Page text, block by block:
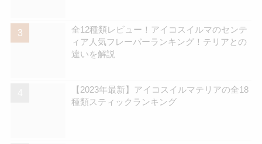
全12種類レビュー！アイコスイルマのセンテ
ィア人気フレーバーランキング！テリアとの
違いを解説
【2023年最新】アイコスイルマテリアの全18
種類スティックランキング